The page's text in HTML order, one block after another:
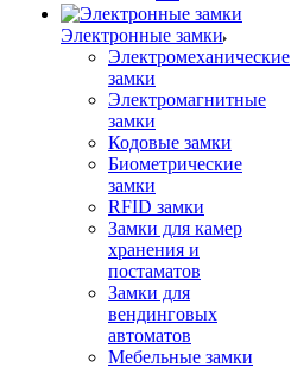
Электронные замки
Электромеханические
замки
Электромагнитные
замки
Кодовые замки
Биометрические
замки
RFID замки
Замки для камер
хранения и
постаматов
Замки для
вендинговых
автоматов
Мебельные замки